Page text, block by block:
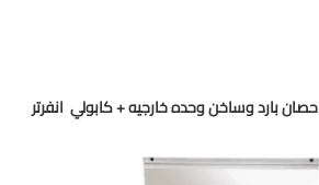
تكييف بيكو اسبليت 3 حصان بارد وساخن وحده خارجيه + كابولي انفرتر